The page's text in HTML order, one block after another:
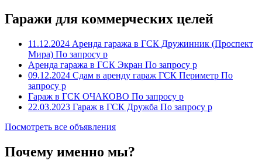
Гаражи для коммерческих целей
11.12.2024 Аренда гаража в ГСК Дружинник (Проспект
Мира) По запросу р
Аренда гаража в ГСК Экран По запросу р
09.12.2024 Сдам в аренду гараж ГСК Периметр По
запросу р
Гараж в ГСК ОЧАКОВО По запросу р
22.03.2023 Гараж в ГСК Дружба По запросу р
Посмотреть все объявления
Почему именно мы?